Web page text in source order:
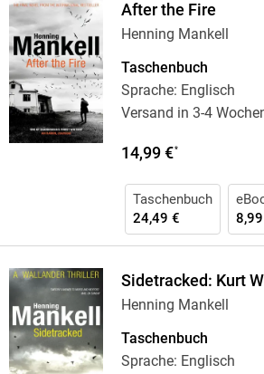
After the Fire
Henning Mankell
Taschenbuch
Sprache: Englisch
Versand in 3-4
14,99 €*
Taschenbuch
24,49 €
Sidetracked: Kurt
Henning Mankell
Taschenbuch
Sprache: Englisch